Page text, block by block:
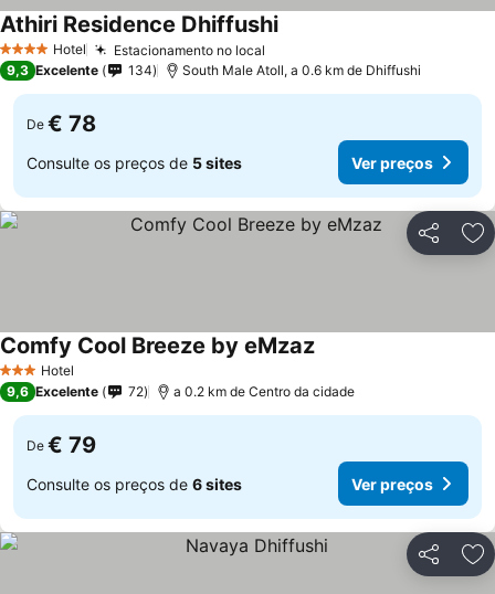
4 EstrelasHotel Estacionamento no local
Athiri Residence Dhiffushi
9,3 Excelente 134 South Male Atoll, a 0.6 km de Dhiffushi
De € 78
Consulte os preços de 5 sites Ver preços
Partilhar
3 EstrelasHotel
Comfy Cool Breeze by eMzaz
9,6 Excelente 72 a 0.2 km de Centro da cidade
De € 79
Consulte os preços de 6 sites Ver preços
Partilhar